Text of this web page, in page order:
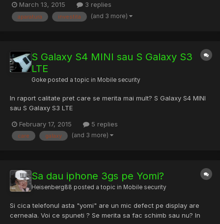
March 13, 2015 3 replies
aparatura investita (and 3 more)
S Galaxy S4 MINI sau S Galaxy S3
LTE
Goke posted a topic in Mobile security
In raport calitate pret care se merita mai mult? S Galaxy S4 MINI
sau S Galaxy S3 LTE
February 17, 2015 5 replies
care galaxy (and 3 more)
Sa dau iphone 3gs pe Yomi?
Heisenberg88 posted a topic in Mobile security
Si cica telefonul asta "yomi" are un mic defect pe display are
cerneala. Voi ce spuneti ? Se merita sa fac schimb sau nu? In